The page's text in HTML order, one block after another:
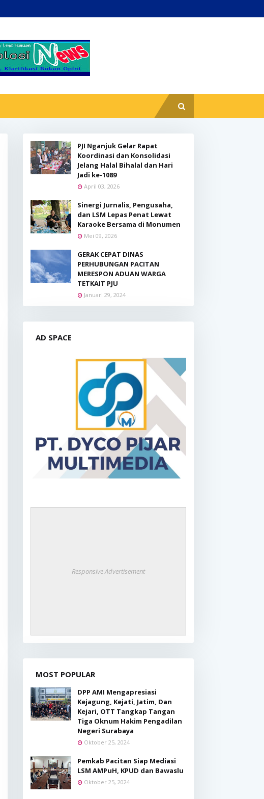
PJI Nganjuk Gelar Rapat
Koordinasi dan Konsolidasi
Jelang Halal Bihalal dan Hari
Jadi ke-1089
April 03, 2026
Sinergi Jurnalis, Pengusaha,
dan LSM Lepas Penat Lewat
Karaoke Bersama di Monumen
Mei 09, 2026
GERAK CEPAT DINAS
PERHUBUNGAN PACITAN
MERESPON ADUAN WARGA
TETKAIT PJU
Januari 29, 2024
AD SPACE
Responsive Advertisement
MOST POPULAR
DPP AMI Mengapresiasi
Kejagung, Kejati, Jatim, Dan
Kejari, OTT Tangkap Tangan
Tiga Oknum Hakim Pengadilan
Negeri Surabaya
Oktober 25, 2024
Pemkab Pacitan Siap Mediasi
LSM AMPuH, KPUD dan Bawaslu
Oktober 25, 2024